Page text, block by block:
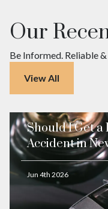
Our
Be Informed. Reliable
View All
Should I Get
Accident in
Jun 4th 2026